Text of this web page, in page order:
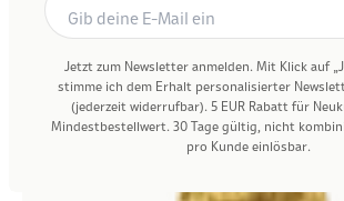
Jetzt zum Newsletter anmelden. Mit Klick auf
stimme ich dem Erhalt personalisierter
(jederzeit widerrufbar). 5 EUR Rabatt für
Mindestbestellwert. 30 Tage gültig, nicht
pro Kunde einlösbar.
BRONZE